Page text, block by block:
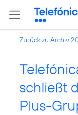
Zurück zu Archiv
schließt
Plus-